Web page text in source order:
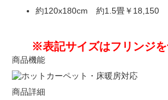
約120x180cm 約1.5畳￥18,150
※表記サイズはフリンジを
商品機能
商品詳細